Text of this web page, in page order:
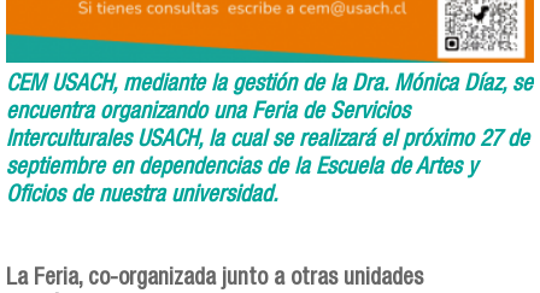
CEM USACH, mediante la gestión de la Dra. Mónica Díaz, se
encuentra organizando una Feria de Servicios
Interculturales USACH, la cual se realizará el próximo 27 de
septiembre en dependencias de la Escuela de Artes y
Oficios de nuestra universidad.
La Feria, co-organizada junto a otras unidades